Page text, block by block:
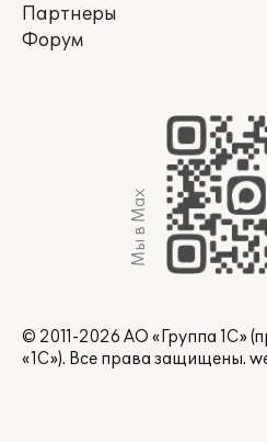
Партнеры
Форум
Мы в Max
© 2011-2026 АО «Группа 1С»
«1С»). Все права защищены.